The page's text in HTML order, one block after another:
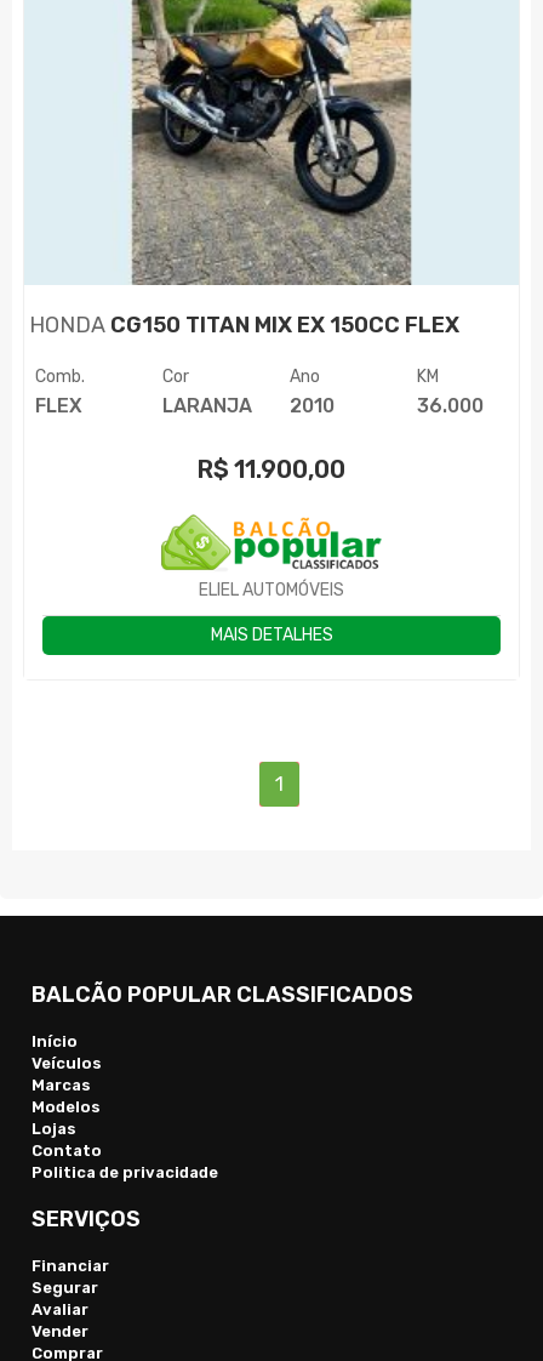
HONDA CG150 TITAN MIX EX 150CC FLEX
Comb.
FLEX
Cor
LARANJA
Ano
2010
KM
36.000
R$ 11.900,00
ELIEL AUTOMÓVEIS
MAIS DETALHES
1(current)
BALCÃO POPULAR CLASSIFICADOS
Início
Veículos
Marcas
Modelos
Lojas
Contato
Politica de privacidade
SERVIÇOS
Financiar
Segurar
Avaliar
Vender
Comprar